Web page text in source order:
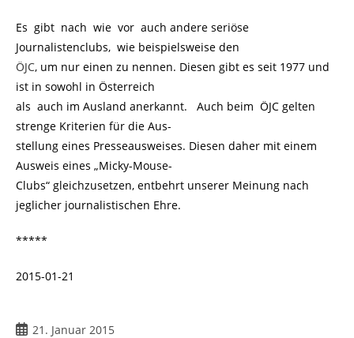
Es gibt nach wie vor auch andere seriöse
Journalistenclubs, wie beispielsweise den
ÖJC, um nur einen zu nennen. Diesen gibt es seit 1977 und
ist in sowohl in Österreich
als auch im Ausland anerkannt. Auch beim ÖJC gelten
strenge Kriterien für die Aus-
stellung eines Presseausweises. Diesen daher mit einem
Ausweis eines „Micky-Mouse-
Clubs“ gleichzusetzen, entbehrt unserer Meinung nach
jeglicher journalistischen Ehre.
*****
2015-01-21
Beitrag
21. Januar 2015